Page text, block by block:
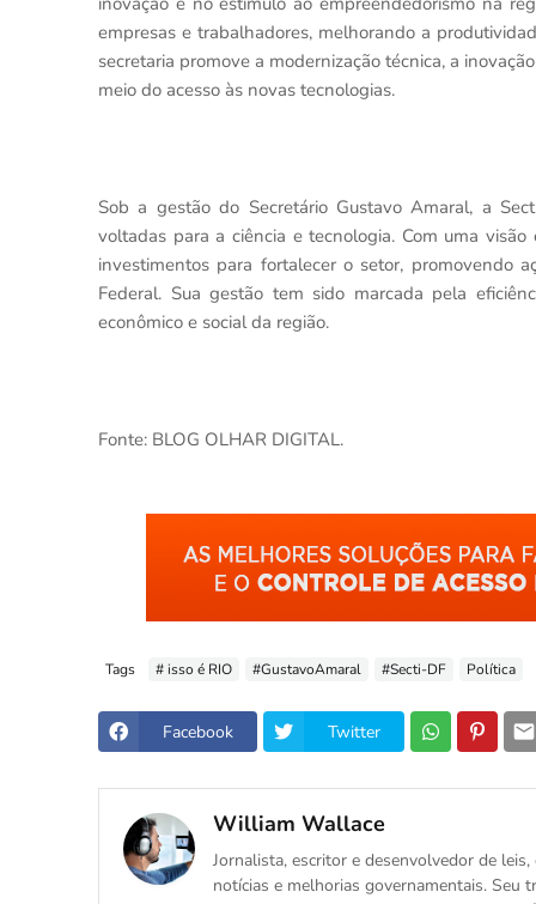
empresas e trabalhadores, melhorando a
secretaria promove a modernização técnica, a
meio do acesso às novas tecnologias.
Sob a gestão do Secretário Gustavo Amaral, a
voltadas para a ciência e tecnologia. Com uma
investimentos para fortalecer o setor, promovendo
Federal. Sua gestão tem sido marcada pela
econômico e social da região.
Fonte: BLOG OLHAR DIGITAL.
Tags # isso é RIO #GustavoAmaral #Secti-DF Política
Facebook Twitter
William Wallace
Jornalista, escritor e desenvolvedor de
notícias e melhorias governamentais. Seu